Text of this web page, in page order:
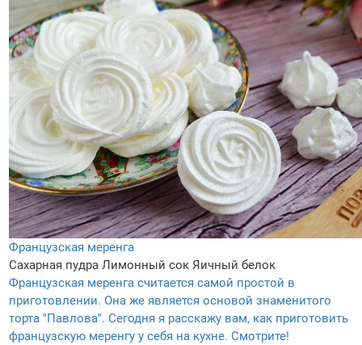
Французская меренга
Сахарная пудра Лимонный сок Яичный белок
Французская меренга считается самой простой в
приготовлении. Она же является основой знаменитого
торта "Павлова". Сегодня я расскажу вам, как приготовить
французскую меренгу у себя на кухне. Смотрите!